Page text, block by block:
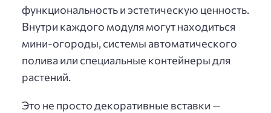
функциональность и эстетическую ценность.
Внутри каждого модуля могут находиться
мини-огороды, системы автоматического
полива или специальные контейнеры для
растений.
Это не просто декоративные вставки —